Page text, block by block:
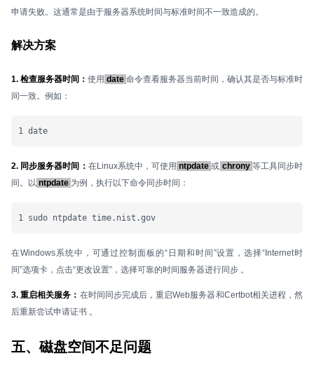
申请失败。这通常是由于服务器系统时间与标准时间不一致造成的。
解决方案
1. 检查服务器时间： 使用 date 命令查看服务器当前时间，确认其是否与标准时
间一致。例如：
1 date
2. 同步服务器时间： 在Linux系统中，可使用 ntpdate或 chrony 等工具同步时
间。以 ntpdate 为例，执行以下命令同步时间：
1 sudo ntpdate time.nist.gov
在Windows系统中，可通过控制面板的“日期和时间”设置，选择“Internet时
间”选项卡，点击“更改设置”，选择可靠的时间服务器进行同步 。
3. 重启相关服务： 在时间同步完成后，重启Web服务器和Certbot相关进程，然
后重新尝试申请证书 。
五、磁盘空间不足问题